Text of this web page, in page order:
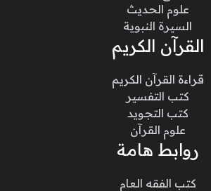
علوم الحديث
السيرة النبوية
القرآن الكريم
قراءة القرآن الكريم
كتب التفسير
كتب التجويد
علوم القرآن
روابط هامة
كتب الفقه العام